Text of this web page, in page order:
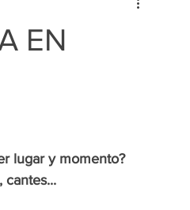
EN
lugar y momento?
cantes...